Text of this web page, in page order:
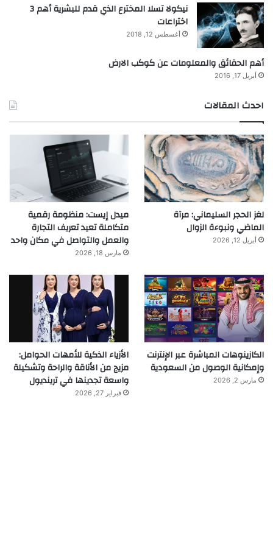
نيكولا تسلا المخترع الذي قدم للبشرية أهم 3
اختراعات
أغسطس 12, 2018
أهم الحقائق والمعلومات عن كوكب الارض
أبريل 17, 2016
احدث المقالات
لغز الحجر السليماني: مرآة
الماضي ونبوءة الزوال
أبريل 12, 2026
ميدل إيست: منظومة رقمية
متكاملة تعيد تعريف التجارة
والعمل والتواصل في مكان واحد
مارس 18, 2026
الكازينوهات المباشرة عبر الإنترنت
وإمكانية الوصول من السعودية
مارس 2, 2026
الأزياء الذكية للأمهات الحوامل:
مزيج من الأناقة والراحة وتشكيلة
واسعة تجدينها في ترينديول
فبراير 27, 2026